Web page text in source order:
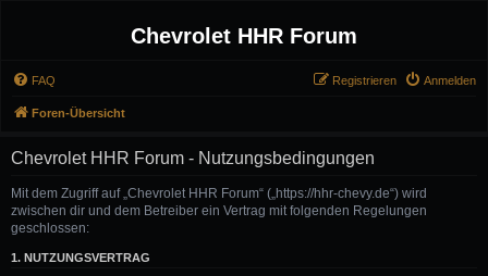
Chevrolet HHR Forum
FAQ Anmelden
Registrieren
Foren-Übersicht
Chevrolet HHR Forum - Nutzungsbedingungen
Mit dem Zugriff auf „Chevrolet HHR Forum“ („https://hhr-chevy.de“) wird
zwischen dir und dem Betreiber ein Vertrag mit folgenden Regelungen
geschlossen:
1. NUTZUNGSVERTRAG